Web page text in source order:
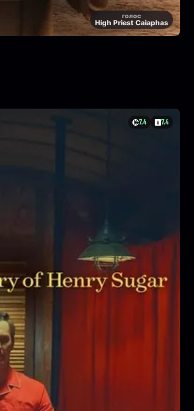
голос
High Priest Caiaphas
7.4 7.4